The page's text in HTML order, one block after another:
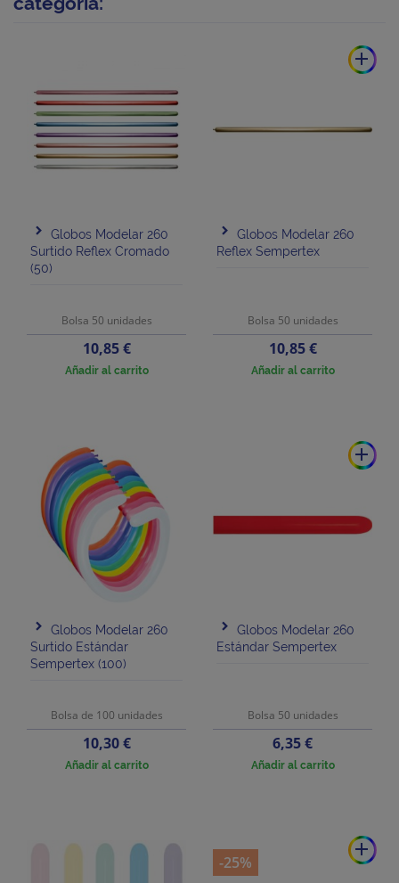
Globos Modelar 260
Surtido Reflex Cromado
(50)
Bolsa 50 unidades
Precio
10,85 €
Añadir al carrito
add
Globos Modelar 260
Reflex Sempertex
Bolsa 50 unidades
Precio
10,85 €
Añadir al carrito
Globos Modelar 260
Surtido Estándar
Sempertex (100)
Bolsa de 100 unidades
Precio
10,30 €
Añadir al carrito
add
Globos Modelar 260
Estándar Sempertex
Bolsa 50 unidades
Precio
6,35 €
Añadir al carrito
add
-25%